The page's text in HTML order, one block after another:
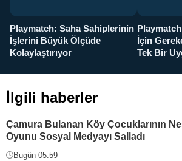
Playmatch: Saha Sahiplerinin
İşlerini Büyük Ölçüde
Kolaylaştırıyor
İçin
Tek Bir
İlgili haberler
Çamura Bulanan Köy Çocuklarının
Oyunu Sosyal Medyayı Salladı
Bugün 05:59